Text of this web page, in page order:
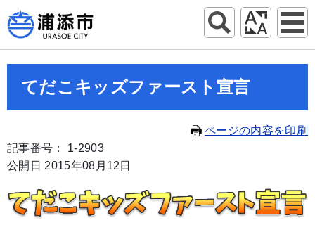
てだこキッズファースト宣言
ページの内容を印刷
記事番号： 1-2903
公開日 2015年08月12日